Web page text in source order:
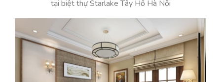
tại biệt thự Starlake Tây Hồ Hà Nội